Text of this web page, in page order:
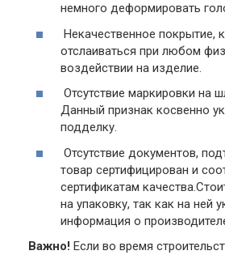
немного деформировать
Некачественное покрытие,
отслаиваться при любом
воздействии на изделие.
Отсутствие маркировки на
Данный признак косвенно
подделку.
Отсутствие документов,
товар сертифицирован и
сертификатам
на упаковку, так как на ней
информация о
Важно! Если во время